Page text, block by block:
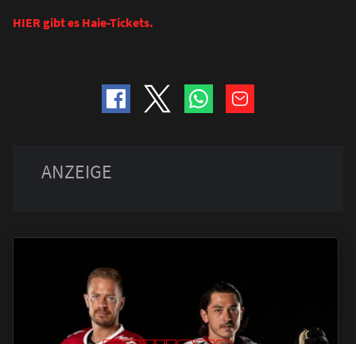
HIER gibt es Haie-Tickets.